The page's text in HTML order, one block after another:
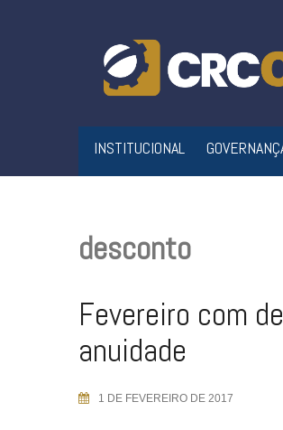
INSTITUCIONAL
desconto
Fevereiro com
anuidade
1 DE FEVEREIRO DE 2017